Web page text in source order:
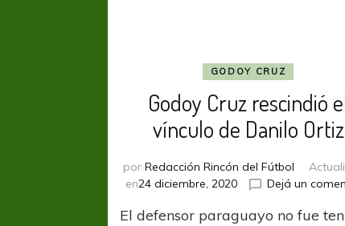
GODOY CRUZ
Godoy Cruz rescindió
vínculo de Danilo Ortiz
porRedacción Rincón del Fútbol
en24 diciembre, 2020 Dejá un
El defensor paraguayo no fue